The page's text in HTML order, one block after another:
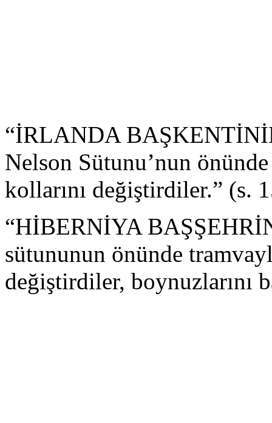
“İRLANDA
Nelson Sütunu’nun
kollarını değiştirdiler.” (s.
“HİBERNİYA
sütununun önünde
değiştirdiler, boynuzlarını